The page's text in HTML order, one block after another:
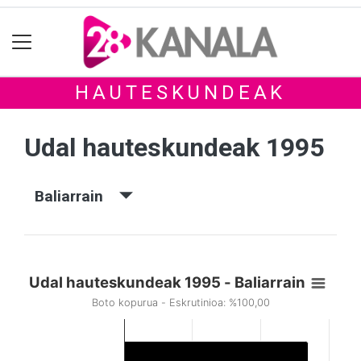
HAUTESKUNDEAK
Udal hauteskundeak 1995
Baliarrain
Udal hauteskundeak 1995 - Baliarrain
Boto kopurua - Eskrutinioa: %100,00